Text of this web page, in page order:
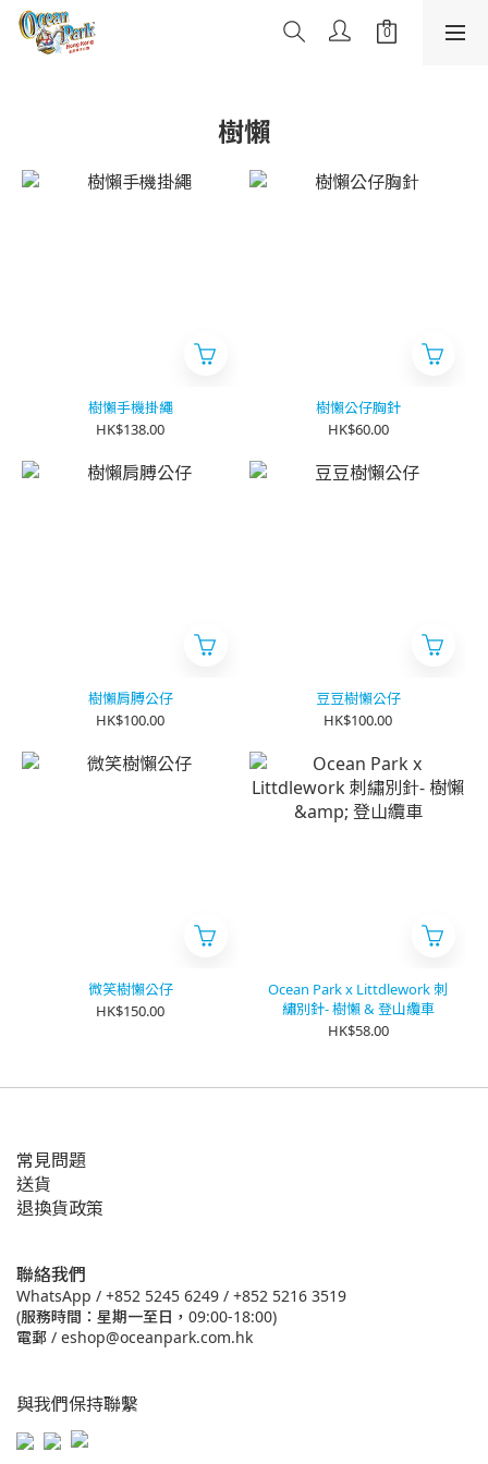
樹懶
樹懶手機掛繩
HK$138.00
樹懶公仔胸針
HK$60.00
樹懶肩膊公仔
HK$100.00
豆豆樹懶公仔
HK$100.00
微笑樹懶公仔
HK$150.00
Ocean Park x Littdlework 刺
繡別針- 樹懶 & 登山纜車
HK$58.00
常見問題
送貨
退換貨政策
聯絡我們
WhatsApp / +852 5245 6249 / +852 5216 3519
(服務時間：星期一至日，09:00-18:00)
電郵 / eshop@oceanpark.com.hk
與我們保持聯繫